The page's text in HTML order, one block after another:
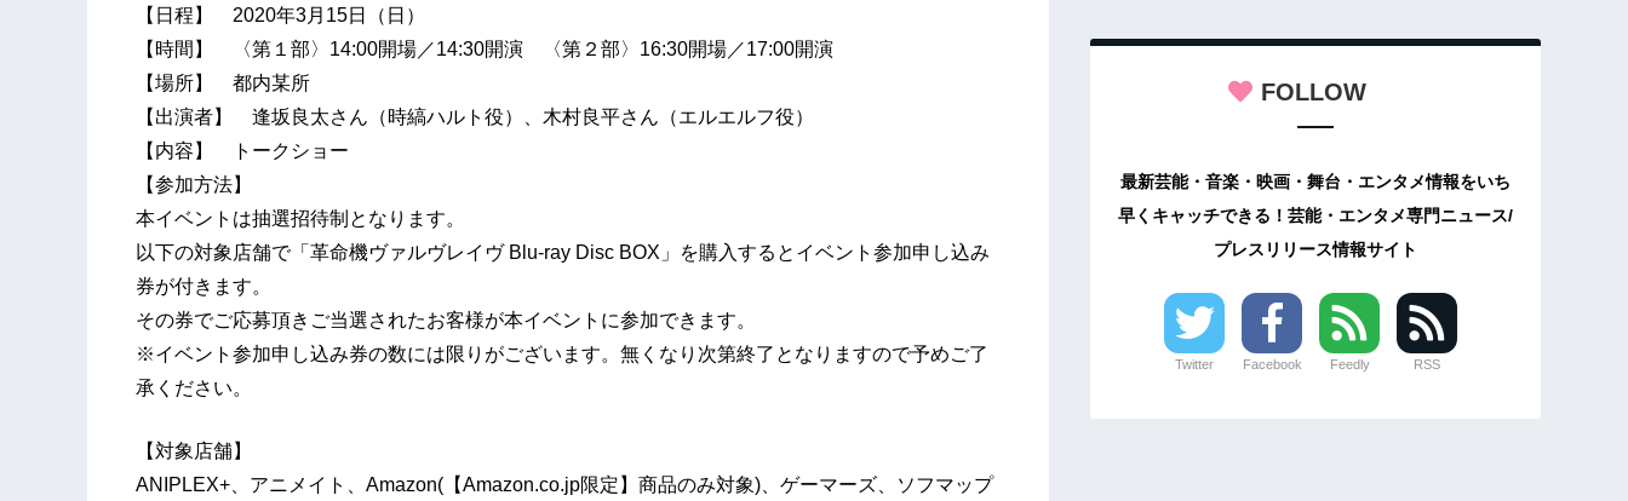
【日程】 2020年3月15日（日）
【時間】 〈第１部〉14:00開場／14:30開演 〈第２部〉16:30開場／17:00開演
【場所】 都内某所
【出演者】 逢坂良太さん（時縞ハルト役）、木村良平さん（エルエルフ役）
【内容】 トークショー
【参加方法】
本イベントは抽選招待制となります。
以下の対象店舗で「革命機ヴァルヴレイヴ Blu-ray Disc BOX」を購入するとイベント参加申し込み
券が付きます。
その券でご応募頂きご当選されたお客様が本イベントに参加できます。
※イベント参加申し込み券の数には限りがございます。無くなり次第終了となりますので予めご了
承ください。
【対象店舗】
ANIPLEX+、アニメイト、Amazon(【Amazon.co.jp限定】商品のみ対象)、ゲーマーズ、ソフマップ
FOLLOW
最新芸能・音楽・映画・舞台・エンタメ情報をいち
早くキャッチできる！芸能・エンタメ専門ニュース/
プレスリリース情報サイト
Twitter Facebook Feedly RSS